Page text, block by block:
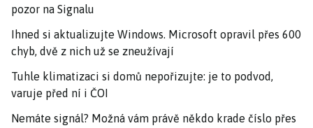
pozor na Signalu
Ihned si aktualizujte Windows. Microsoft opravil přes 600
chyb, dvě z nich už se zneužívají
Tuhle klimatizaci si domů nepořizujte: je to podvod,
varuje před ní i ČOI
Nemáte signál? Možná vám právě někdo krade číslo přes